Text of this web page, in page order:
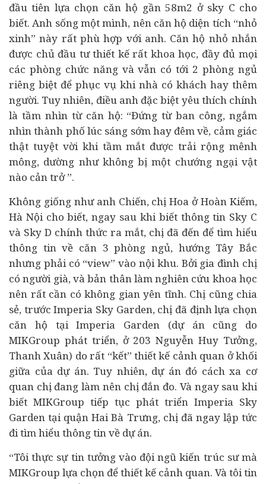
đầu tiên lựa chọn căn hộ gần 58m2 ở sky C cho
biết. Anh sống một mình, nên căn hộ diện tích “nhỏ
xinh” này rất phù hợp với anh. Căn hộ nhỏ nhắn
được chủ đầu tư thiết kế rất khoa học, đầy đủ mọi
các phòng chức năng và vẫn có tới 2 phòng ngủ
riêng biệt để phục vụ khi nhà có khách hay thêm
người. Tuy nhiên, điều anh đặc biệt yêu thích chính
là tầm nhìn từ căn hộ: “Đứng từ ban công, ngắm
nhìn thành phố lúc sáng sớm hay đêm về, cảm giác
thật tuyệt vời khi tầm mắt được trải rộng mênh
mông, dường như không bị một chướng ngại vật
nào cản trở ”.
Không giống như anh Chiến, chị Hoa ở Hoàn Kiếm,
Hà Nội cho biết, ngay sau khi biết thông tin Sky C
và Sky D chính thức ra mắt, chị đã đến để tìm hiểu
thông tin về căn 3 phòng ngủ, hướng Tây Bắc
nhưng phải có “view” vào nội khu. Bởi gia đình chị
có người già, và bản thân làm nghiên cứu khoa học
nên rất cần có không gian yên tĩnh. Chị cũng chia
sẻ, trước Imperia Sky Garden, chị đã định lựa chọn
căn hộ tại Imperia Garden (dự án cũng do
MIKGroup phát triển, ở 203 Nguyễn Huy Tưởng,
Thanh Xuân) do rất “kết” thiết kế cảnh quan ở khối
giữa của dự án. Tuy nhiên, dự án đó cách xa cơ
quan chị đang làm nên chị đắn đo. Và ngay sau khi
biết MIKGroup tiếp tục phát triển Imperia Sky
Garden tại quận Hai Bà Trưng, chị đã ngay lập tức
đi tìm hiểu thông tin về dự án.
“Tôi thực sự tin tưởng vào đội ngũ kiến trúc sư mà
MIKGroup lựa chọn để thiết kế cảnh quan. Và tôi tin